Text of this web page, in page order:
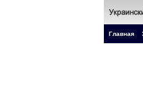
Главная